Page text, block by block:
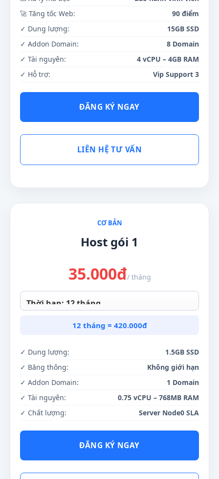
🚀 Tăng tốc Web:
90 điểm
✓ Dung lượng:
15GB SSD
✓ Addon Domain:
8 Domain
✓ Tài nguyên:
4 vCPU – 4GB RAM
✓ Hỗ trợ:
Vip Support 3
ĐĂNG KÝ NGAY
LIÊN HỆ TƯ VẤN
CƠ BẢN
Host gói 1
35.000đ/ tháng
12 tháng = 420.000đ
✓ Dung lượng:
1.5GB SSD
✓ Băng thông:
Không giới hạn
✓ Addon Domain:
1 Domain
✓ Tài nguyên:
0.75 vCPU – 768MB RAM
✓ Chất lượng:
Server Node0 SLA
ĐĂNG KÝ NGAY